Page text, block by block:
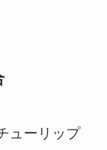
ューリップ